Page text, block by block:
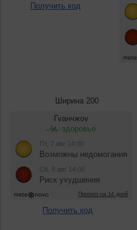
Получить код
Ширина 200
Получить код